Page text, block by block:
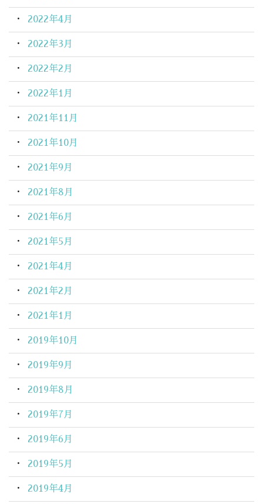
2022年4月
2022年3月
2022年2月
2022年1月
2021年11月
2021年10月
2021年9月
2021年8月
2021年6月
2021年5月
2021年4月
2021年2月
2021年1月
2019年10月
2019年9月
2019年8月
2019年7月
2019年6月
2019年5月
2019年4月